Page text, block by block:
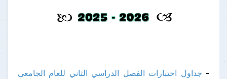
- جداول اختبارات الفصل الدراسي الثاني للعام الجامعي